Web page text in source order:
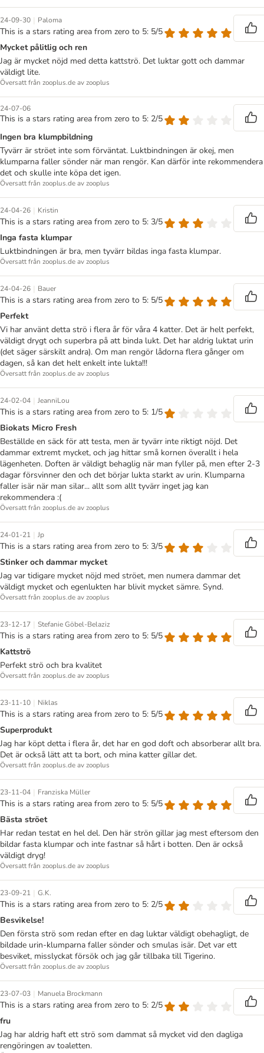
24-09-30 | Paloma
This is a stars rating area from zero to 5: 5/5
Mycket pålitlig och ren
Jag är mycket nöjd med detta kattströ. Det luktar gott och dammar
väldigt lite.
Översatt från zooplus.de av zooplus
24-07-06
This is a stars rating area from zero to 5: 2/5
Ingen bra klumpbildning
Tyvärr är ströet inte som förväntat. Luktbindningen är okej, men
klumparna faller sönder när man rengör. Kan därför inte rekommendera
det och skulle inte köpa det igen.
Översatt från zooplus.de av zooplus
24-04-26 | Kristin
This is a stars rating area from zero to 5: 3/5
Inga fasta klumpar
Luktbindningen är bra, men tyvärr bildas inga fasta klumpar.
Översatt från zooplus.de av zooplus
24-04-26 | Bauer
This is a stars rating area from zero to 5: 5/5
Perfekt
Vi har använt detta strö i flera år för våra 4 katter. Det är helt perfekt,
väldigt drygt och superbra på att binda lukt. Det har aldrig luktat urin
(det säger särskilt andra). Om man rengör lådorna flera gånger om
dagen, så kan det helt enkelt inte lukta!!!
Översatt från zooplus.de av zooplus
24-02-04 | JeanniLou
This is a stars rating area from zero to 5: 1/5
Biokats Micro Fresh
Beställde en säck för att testa, men är tyvärr inte riktigt nöjd. Det
dammar extremt mycket, och jag hittar små kornen överallt i hela
lägenheten. Doften är väldigt behaglig när man fyller på, men efter 2-3
dagar försvinner den och det börjar lukta starkt av urin. Klumparna
faller isär när man silar... allt som allt tyvärr inget jag kan
rekommendera :(
Översatt från zooplus.de av zooplus
24-01-21 | Jp
This is a stars rating area from zero to 5: 3/5
Stinker och dammar mycket
Jag var tidigare mycket nöjd med ströet, men numera dammar det
väldigt mycket och egenlukten har blivit mycket sämre. Synd.
Översatt från zooplus.de av zooplus
23-12-17 | Stefanie Göbel-Belaziz
This is a stars rating area from zero to 5: 5/5
Kattströ
Perfekt strö och bra kvalitet
Översatt från zooplus.de av zooplus
23-11-10 | Niklas
This is a stars rating area from zero to 5: 5/5
Superprodukt
Jag har köpt detta i flera år, det har en god doft och absorberar allt bra.
Det är också lätt att ta bort, och mina katter gillar det.
Översatt från zooplus.de av zooplus
23-11-04 | Franziska Müller
This is a stars rating area from zero to 5: 5/5
Bästa ströet
Har redan testat en hel del. Den här strön gillar jag mest eftersom den
bildar fasta klumpar och inte fastnar så hårt i botten. Den är också
väldigt dryg!
Översatt från zooplus.de av zooplus
23-09-21 | G.K.
This is a stars rating area from zero to 5: 2/5
Besvikelse!
Den första strö som redan efter en dag luktar väldigt obehagligt, de
bildade urin-klumparna faller sönder och smulas isär. Det var ett
besviket, misslyckat försök och jag går tillbaka till Tigerino.
Översatt från zooplus.de av zooplus
23-07-03 | Manuela Brockmann
This is a stars rating area from zero to 5: 2/5
fru
Jag har aldrig haft ett strö som dammat så mycket vid den dagliga
rengöringen av toaletten.